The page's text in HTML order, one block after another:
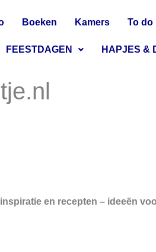
Boeken Kamers To do
FEESTDAGEN HAPJES &
en recepten – ideeën